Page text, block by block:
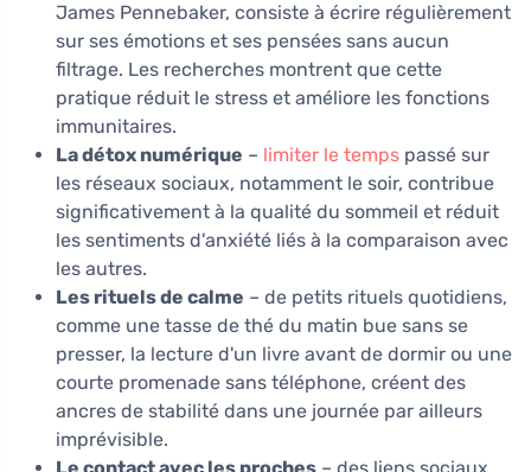
James Pennebaker, consiste à écrire régulièrement
sur ses émotions et ses pensées sans aucun
filtrage. Les recherches montrent que cette
pratique réduit le stress et améliore les fonctions
immunitaires.
La détox numérique – limiter le temps passé sur
les réseaux sociaux, notamment le soir, contribue
significativement à la qualité du sommeil et réduit
les sentiments d'anxiété liés à la comparaison avec
les autres.
Les rituels de calme – de petits rituels quotidiens,
comme une tasse de thé du matin bue sans se
presser, la lecture d'un livre avant de dormir ou une
courte promenade sans téléphone, créent des
ancres de stabilité dans une journée par ailleurs
imprévisible.